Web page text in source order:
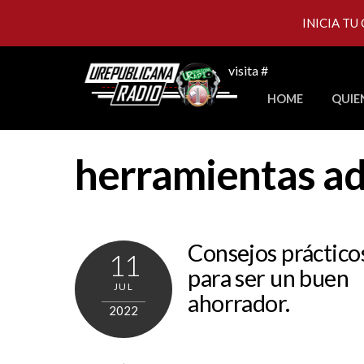
visita #
HOME
herramientas
11
JUL
2022
Consejos
para ser un buen
ahorrador.
INICIA TU